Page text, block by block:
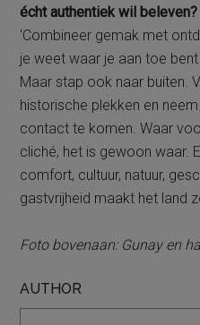
écht authentiek wil beleven?
‘Combineer gemak met
je weet waar je aan toe
Maar stap ook naar buiten.
historische plekken en
contact te komen. Waar
cliché, het is gewoon waar.
comfort, cultuur, natuur,
gastvrijheid maakt het land
Foto bovenaan: Gunay en
AUTHOR